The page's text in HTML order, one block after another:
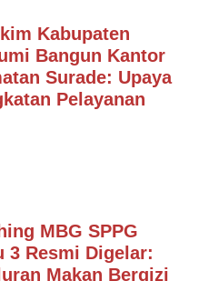
Kabupaten
Bangun Kantor
Surade: Upaya
Pelayanan
MBG SPPG
3 Resmi Digelar:
Makan Bergizi